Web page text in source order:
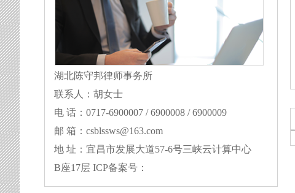
湖北陈守邦律师事务所
联系人：胡女士
电 话：0717-6900007 / 6900008 / 6900009
邮 箱：csblssws@163.com
地 址：宜昌市发展大道57-6号三峡云计算中心
B座17层 ICP备案号：